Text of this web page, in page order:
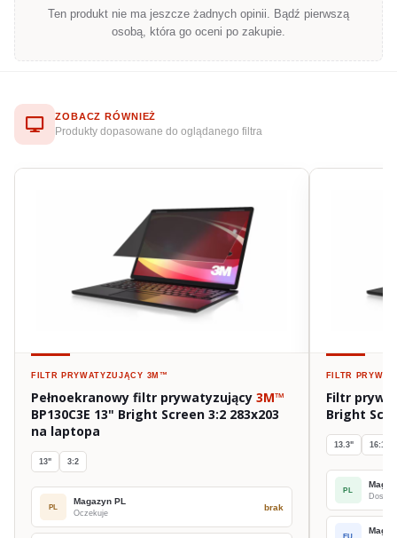
Ten produkt nie ma jeszcze żadnych opinii. Bądź pierwszą
osobą, która go oceni po zakupie.
ZOBACZ RÓWNIEŻ
Produkty dopasowane do oglądanego filtra
FILTR PRYWATYZUJĄCY 3M™
Pełnoekranowy filtr prywatyzujący 3M™
BP130C3E 13" Bright Screen 3:2 283x203
na laptopa
13" 3:2
PL
Magazyn PL
Oczekuje
brak
FILTR
Filtr
Bright
13.3" 16:10
PL